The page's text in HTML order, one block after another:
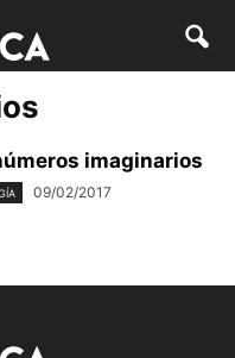
imaginarios
09/02/2017